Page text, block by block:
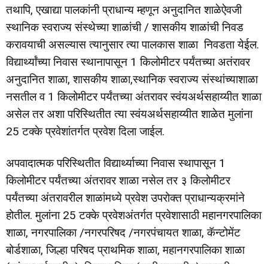
तथापि, एखाद्या पालकांनी प्राधान्य म्हणून अनुदानित शाळेऐवजी
स्थानिक स्वराज्य संस्थेच्या शाळांची / शासकीय शाळांची निवड
करावयाची असल्यास त्यानुसार त्या पालकास शाळा निवडता येईल.
विद्यार्थ्यांच्या निवास स्थानापासून 1 किलोमीटर पर्यंतच्या अतंरावर
अनुदानित शाळा, शासकीय शाळा,स्थानिक स्वराज्य संस्थांच्याशाळा
नसतील व 1 किलोमीटर पर्यंतच्या अंतरावर स्वंयअर्थसहाय्यीत शाळा
असेल तर अशा परिस्थितीत त्या स्वंयअर्थसहाय्यीत शाळेत मुलांना
25 टक्के प्रवेशांतर्गत प्रवेश दिला जाईल.
अपवादात्मक परिस्थितीत विद्यार्थ्याच्या निवास स्थापासून 1
किलोमीटर पर्यंतच्या अंतरावर शाळा नसेल तर ३ किलोमीटर
पर्यंतच्या अंतरावरील शाळांमध्ये प्रवेश उपरोक्त प्राधान्यक्रमांने
होतील. मुलांना 25 टक्के प्रवेशअंतर्गत प्रवेशासाठी महानगरपालिका
शाळा, नगरपालिका /नगरपरिषद /नगरपंचायत शाळा, कॅन्टोमेंट
बोर्डशाळा, जिल्हा परिषद प्राथमिक शाळा, महानगरपालिका शाळा